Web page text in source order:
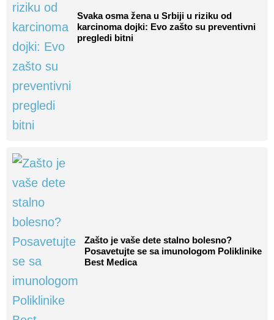
Svaka osma žena u Srbiji u riziku od
karcinoma dojki: Evo zašto su preventivni
pregledi bitni
Zašto je vaše dete stalno bolesno?
Posavetujte se sa imunologom Poliklinike
Best Medica